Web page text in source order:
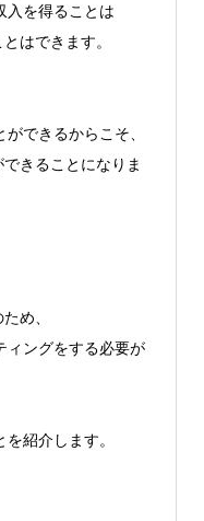
入を得ることは
はできます。
できるからこそ、
きることになりま
め、
ィングをする必要が
紹介します。